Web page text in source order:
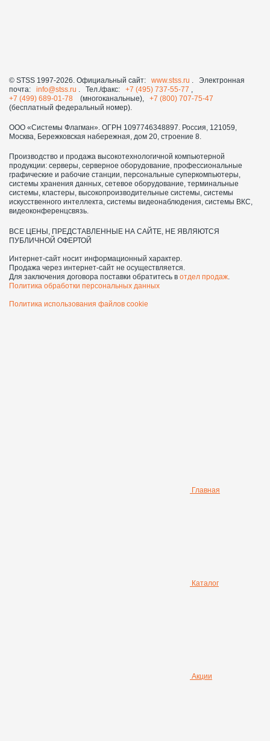
© STSS 1997-2026. Официальный сайт: www.stss.ru . Электронная
почта: info@stss.ru . Тел./факс: +7 (495) 737-55-77 ,
+7 (499) 689-01-78
(многоканальные), +7 (800) 707-75-47
(бесплатный федеральный номер).
ООО «Системы Флагман». ОГРН 1097746348897. Россия, 121059,
Москва, Бережковская набережная, дом 20, строение 8.
Производство и продажа высокотехнологичной компьютерной
продукции: серверы, серверное оборудование, профессиональные
графические и рабочие станции, персональные суперкомпьютеры,
системы хранения данных, сетевое оборудование, терминальные
системы, кластеры, высокопроизводительные системы, системы
искусственного интеллекта, системы видеонаблюдения, системы ВКС,
видеоконференцсвязь.
ВСЕ ЦЕНЫ, ПРЕДСТАВЛЕННЫЕ НА САЙТЕ, НЕ ЯВЛЯЮТСЯ
ПУБЛИЧНОЙ ОФЕРТОЙ
Интернет-сайт носит информационный характер.
Продажа через интернет-сайт не осуществляется.
Для заключения договора поставки обратитесь в отдел продаж
Политика обработки персональных данных
Политика использования файлов cookie
Главная
Каталог
Акции